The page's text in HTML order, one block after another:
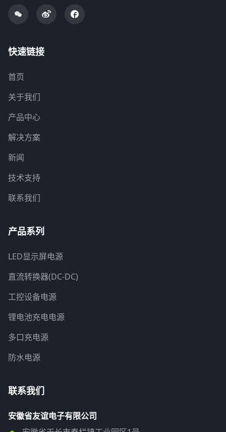
快速链接
首页
关于我们
产品中心
解决方案
新闻
技术支持
联系我们
产品系列
LED显示屏电源
直流转换器(DC-DC)
工控设备电源
锂电池充电电源
多口充电源
防水电源
联系我们
安徽省友谊电子有限公司